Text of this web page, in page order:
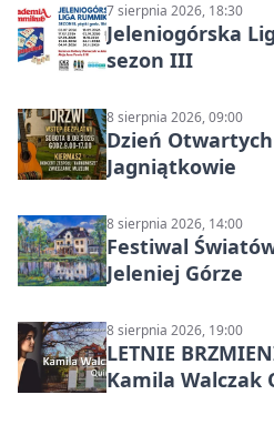
7 sierpnia 2026, 18:30
Jeleniogórska
sezon III
8 sierpnia 2026, 09:00
Dzień
Jagniątkowie
8 sierpnia 2026, 14:00
Festiwal
Jeleniej Górze
8 sierpnia 2026, 19:00
LETNIE
Kamila